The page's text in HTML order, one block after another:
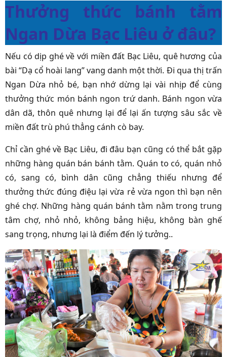
Thưởng thức bánh tằm
Ngan Dừa Bạc Liêu ở đâu?
Nếu có dịp ghé về với miền đất Bạc Liêu, quê hương của
bài “Dạ cổ hoài lang” vang danh một thời. Đi qua thị trấn
Ngan Dừa nhỏ bé, bạn nhớ dừng lại vài nhịp để cùng
thưởng thức món bánh ngon trứ danh. Bánh ngon vừa
dân dã, thôn quê nhưng lại để lại ấn tượng sâu sắc về
miền đất trù phú thẳng cánh cò bay.
Chỉ cần ghé về Bạc Liêu, đi đâu bạn cũng có thể bắt gặp
những hàng quán bán bánh tằm. Quán to có, quán nhỏ
có, sang có, bình dân cũng chẳng thiếu nhưng để
thưởng thức đúng điệu lại vừa rẻ vừa ngon thì bạn nên
ghé chợ. Những hàng quán bánh tằm nằm trong trung
tâm chợ, nhỏ nhỏ, không bảng hiệu, không bàn ghế
sang trọng, nhưng lại là điểm đến lý tưởng..